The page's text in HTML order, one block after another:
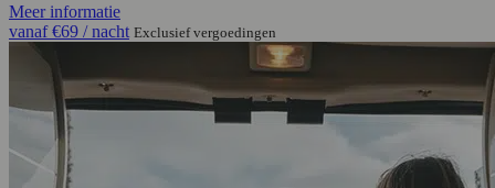
Meer informatie
vanaf€69 / nacht Exclusief vergoedingen